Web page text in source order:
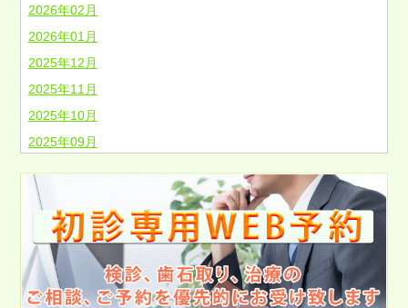
2026年02月
2026年01月
2025年12月
2025年11月
2025年10月
2025年09月
2025年07月
2025年06月
2025年05月
2025年04月
2025年03月